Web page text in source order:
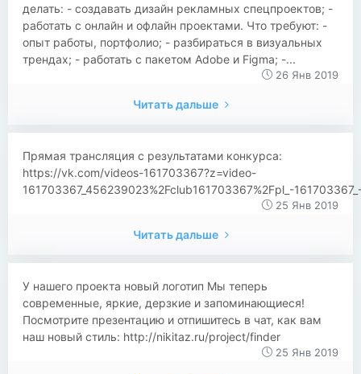
делать: - создавать дизайн рекламных спецпроектов; -
работать с онлайн и офлайн проектами. Что требуют: -
опыт работы, портфолио; - разбираться в визуальных
трендах; - работать с пакетом Adobe и Figma; -...
26 Янв 2019
Читать дальше
Прямая трансляция с результатами конкурса:
https://vk.com/videos-161703367?z=video-
161703367_456239023%2Fclub161703367%2Fpl_-
25 Янв 2019
Читать дальше
​​У нашего проекта новый логотип Мы теперь
современные, яркие, дерзкие и запоминающиеся!
Посмотрите презентацию и отпишитесь в чат, как вам
наш новый стиль: http://nikitaz.ru/project/finder
25 Янв 2019